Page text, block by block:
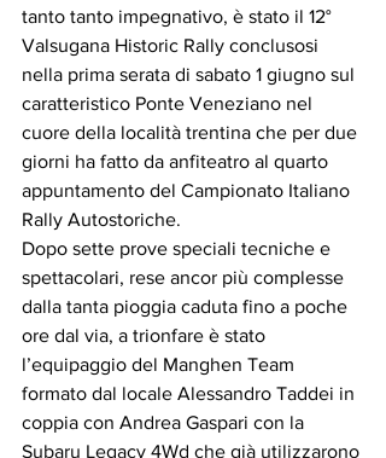
tanto tanto impegnativo, è stato il 12°
Valsugana Historic Rally conclusosi
nella prima serata di sabato 1 giugno sul
caratteristico Ponte Veneziano nel
cuore della località trentina che per due
giorni ha fatto da anfiteatro al quarto
appuntamento del Campionato Italiano
Rally Autostoriche.
Dopo sette prove speciali tecniche e
spettacolari, rese ancor più complesse
dalla tanta pioggia caduta fino a poche
ore dal via, a trionfare è stato
l’equipaggio del Manghen Team
formato dal locale Alessandro Taddei in
coppia con Andrea Gaspari con la
Subaru Legacy 4Wd che già utilizzarono